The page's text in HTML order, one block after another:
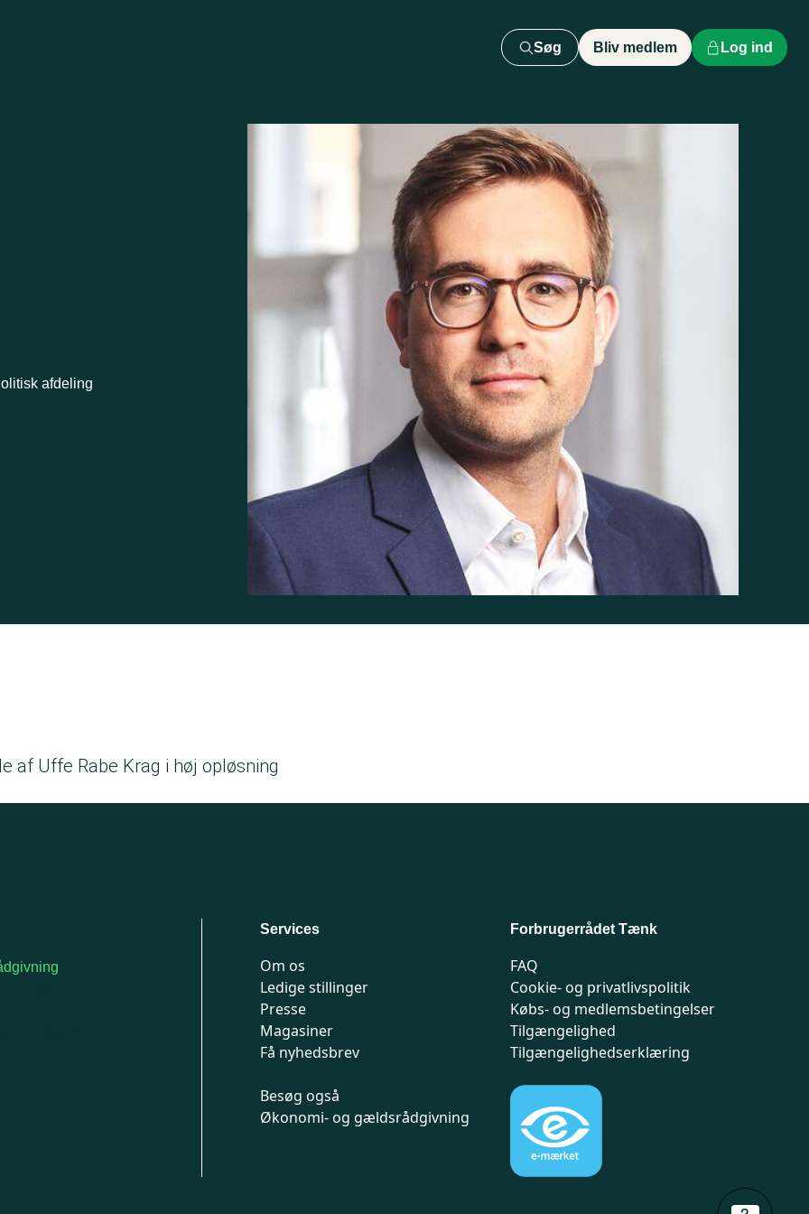
Søg Bliv medlem Log ind
afdeling
af Uffe Rabe Krag i høj opløsning
Services
Om os
Ledige stillinger
Presse
Magasiner
Få nyhedsbrev
Besøg også
Økonomi- og gældsrådgivning
Forbrugerrådet Tænk
FAQ
Cookie- og privatlivspolitik
Købs- og medlemsbetingelser
Tilgængelighed
Tilgængelighedserklæring